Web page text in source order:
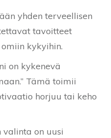
yhden terveellisen
tavoitteet
kykyihin.
on kykenevä
Tämä toimii
horjuu tai keho
valinta on uusi